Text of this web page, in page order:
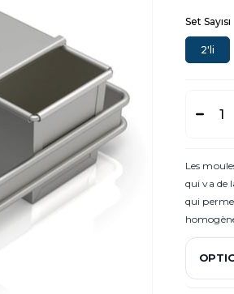
Set Sayısı
2'li
Les
qui va de
qui